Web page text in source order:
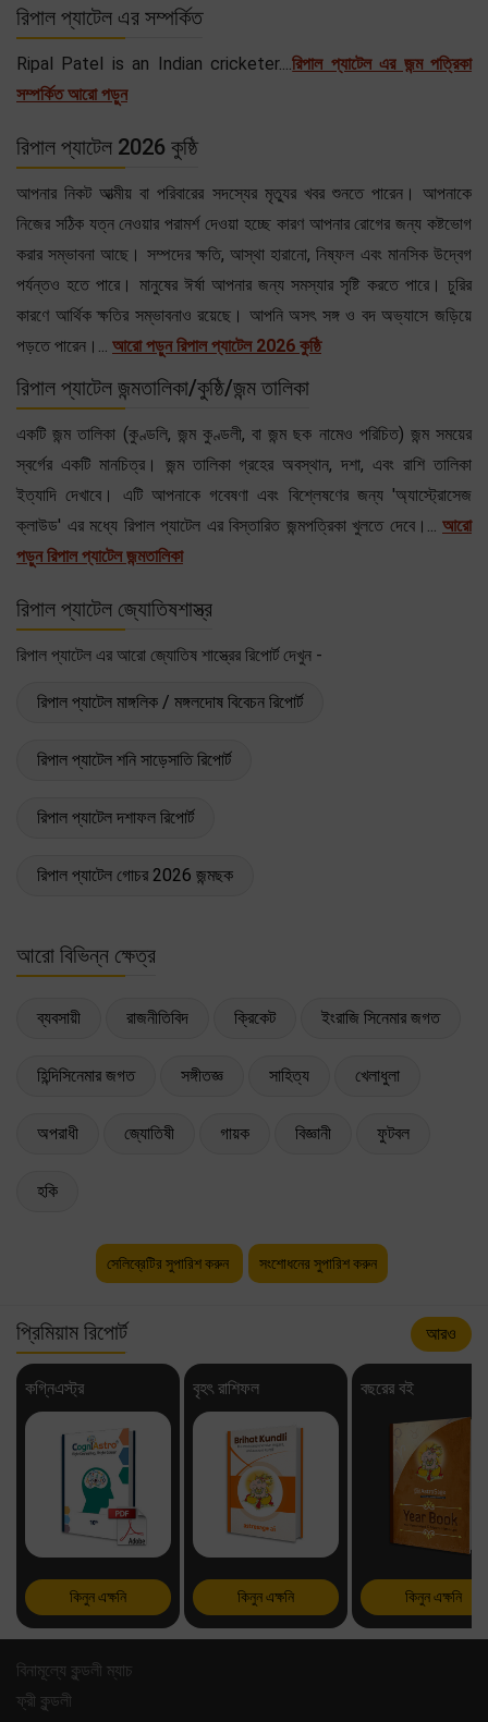
রিপাল প্যাটেল এর সম্পর্কিত
Ripal Patel is an Indian cricketer....রিপাল প্যাটেল এর জন্ম পত্রিকা
সম্পর্কিত আরো পড়ুন
রিপাল প্যাটেল 2026 কুষ্ঠি
আপনার নিকট আত্মীয় বা পরিবারের সদস্যের মৃত্যুর খবর শুনতে পারেন। আপনাকে
নিজের সঠিক যত্ন নেওয়ার পরামর্শ দেওয়া হচ্ছে কারণ আপনার রোগের জন্য কষ্টভোগ
করার সম্ভাবনা আছে। সম্পদের ক্ষতি, আস্থা হারানো, নিষ্ফল এবং মানসিক উদ্বেগ
পর্যন্তও হতে পারে। মানুষের ঈর্ষা আপনার জন্য সমস্যার সৃষ্টি করতে পারে। চুরির
কারণে আর্থিক ক্ষতির সম্ভাবনাও রয়েছে। আপনি অসৎ সঙ্গ ও বদ অভ্যাসে জড়িয়ে
পড়তে পারেন।... আরো পড়ুন রিপাল প্যাটেল 2026 কুষ্ঠি
রিপাল প্যাটেল জন্মতালিকা/কুষ্ঠি/জন্ম তালিকা
একটি জন্ম তালিকা (কুণ্ডলি, জন্ম কুণ্ডলী, বা জন্ম ছক নামেও পরিচিত) জন্ম সময়ের
স্বর্গের একটি মানচিত্র। জন্ম তালিকা গ্রহের অবস্থান, দশা, এবং রাশি তালিকা
ইত্যাদি দেখাবে। এটি আপনাকে গবেষণা এবং বিশ্লেষণের জন্য 'অ্যাস্ট্রোসেজ
ক্লাউড' এর মধ্যে রিপাল প্যাটেল এর বিস্তারিত জন্মপত্রিকা খুলতে দেবে।... আরো
পড়ুন রিপাল প্যাটেল জন্মতালিকা
রিপাল প্যাটেল জ্যোতিষশাস্ত্র
রিপাল প্যাটেল এর আরো জ্যোতিষ শাস্ত্রের রিপোর্ট দেখুন -
রিপাল প্যাটেল মাঙ্গলিক / মঙ্গলদোষ বিবেচন রিপোর্ট
রিপাল প্যাটেল শনি সাড়েসাতি রিপোর্ট
রিপাল প্যাটেল দশাফল রিপোর্ট
রিপাল প্যাটেল গোচর 2026 জন্মছক
আরো বিভিন্ন ক্ষেত্র
ব্যবসায়ী রাজনীতিবিদ ক্রিকেট ইংরাজি সিনেমার জগত
হিন্দিসিনেমার জগত সঙ্গীতজ্ঞ সাহিত্য খেলাধুলা
অপরাধী জ্যোতিষী গায়ক বিজ্ঞানী ফুটবল
হকি
সেলিব্রেটির সুপারিশ করুন সংশোধনের সুপারিশ করুন
প্রিমিয়াম রিপোর্ট আরও
কগ্নিএস্ট্র
কিনুন এক্ষনি
বৃহৎ রাশিফল
কিনুন এক্ষনি
বছরের বই
কিনুন এক্ষনি
বিনামূল্যে কুন্ডলী ম্যাচ
ফ্রী কুন্ডলী